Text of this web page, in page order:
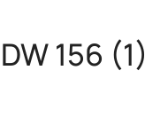
DW 156 (1)